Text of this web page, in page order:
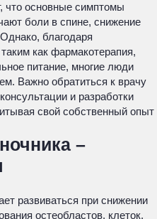
что основные симптомы
боли в спине, снижение
благодаря
как фармакотерапия,
питание, многие люди
Важно обратиться к врачу
и разработки
свой собственный опыт
–
развиваться при снижении
остеобластов, клеток,